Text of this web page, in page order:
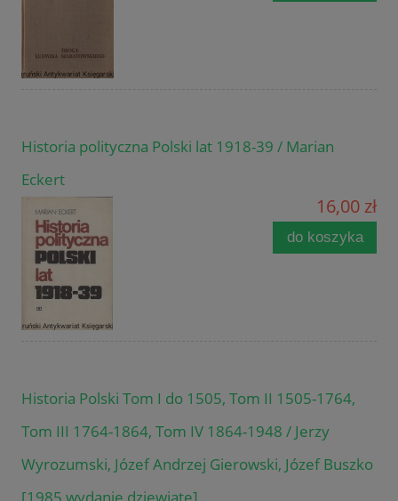
Historia polityczna Polski lat 1918-39 / Marian
Eckert
16,00 zł
do koszyka
Historia Polski Tom I do 1505, Tom II 1505-1764,
Tom III 1764-1864, Tom IV 1864-1948 / Jerzy
Wyrozumski, Józef Andrzej Gierowski, Józef Buszko